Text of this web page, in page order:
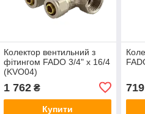
Колектор вентильний з
фітингом FADO 3/4" x 16/4
(KVO04)
1 762₴
Купити
719